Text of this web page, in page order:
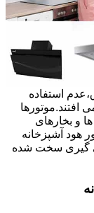
استفاده
و بخارهای
هود آشپزخانه
گیری سخت شده